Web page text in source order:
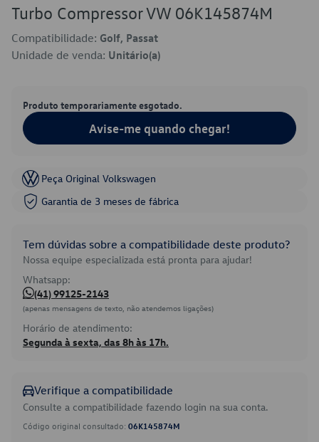
Turbo Compressor VW 06K145874M
Compatibilidade: Golf, Passat
Unidade de venda: Unitário(a)
Produto temporariamente esgotado.
Avise-me quando chegar!
Peça Original Volkswagen
Garantia de 3 meses de fábrica
Tem dúvidas sobre a compatibilidade deste produto?
Nossa equipe especializada está pronta para ajudar!
Whatsapp:
(41) 99125-2143
(apenas mensagens de texto, não atendemos ligações)
Horário de atendimento:
Segunda à sexta, das 8h às 17h.
Verifique a compatibilidade
Consulte a compatibilidade fazendo login na sua conta.
Código original consultado: 06K145874M